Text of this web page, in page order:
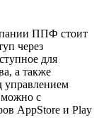
ППФ стоит
через
для
а также
с
AppStore и Play